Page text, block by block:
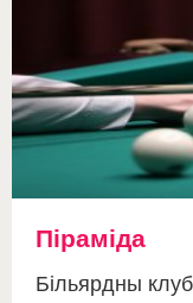
Піраміда
Більярдны